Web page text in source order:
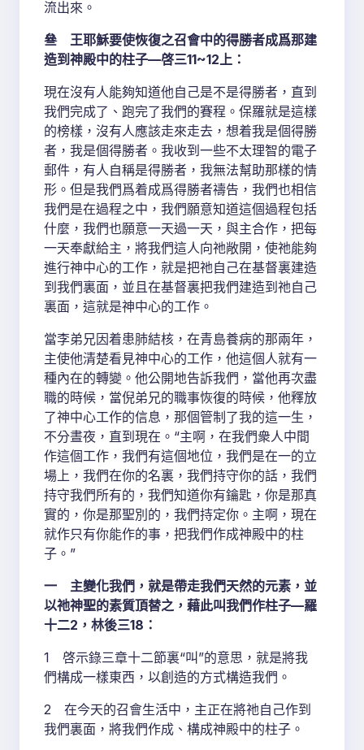
流出來。
叄 王耶穌要使恢復之召會中的得勝者成爲那建
造到神殿中的柱子—啓三11~12上：
現在沒有人能夠知道他自己是不是得勝者，直到
我們完成了、跑完了我們的賽程。保羅就是這樣
的榜樣，沒有人應該走來走去，想着我是個得勝
者，我是個得勝者。我收到一些不太理智的電子
郵件，有人自稱是得勝者，我無法幫助那樣的情
形。但是我們爲着成爲得勝者禱告，我們也相信
我們是在過程之中，我們願意知道這個過程包括
什麼，我們也願意一天過一天，與主合作，把每
一天奉獻給主，將我們這人向祂敞開，使祂能夠
進行神中心的工作，就是把祂自己在基督裏建造
到我們裏面，並且在基督裏把我們建造到祂自己
裏面，這就是神中心的工作。
當李弟兄因着患肺結核，在青島養病的那兩年，
主使他清楚看見神中心的工作，他這個人就有一
種內在的轉變。他公開地告訴我們，當他再次盡
職的時候，當倪弟兄的職事恢復的時候，他釋放
了神中心工作的信息，那個管制了我的這一生，
不分晝夜，直到現在。“主啊，在我們衆人中間
作這個工作，我們有這個地位，我們是在一的立
場上，我們在你的名裏，我們持守你的話，我們
持守我們所有的，我們知道你有鑰匙，你是那真
實的，你是那聖別的，我們持定你。主啊，現在
就作只有你能作的事，把我們作成神殿中的柱
子。”
一 主變化我們，就是帶走我們天然的元素，並
以祂神聖的素質頂替之，藉此叫我們作柱子—羅
十二2，林後三18：
1 啓示錄三章十二節裏“叫”的意思，就是將我
們構成一樣東西，以創造的方式構造我們。
2 在今天的召會生活中，主正在將祂自己作到
我們裏面，將我們作成、構成神殿中的柱子。